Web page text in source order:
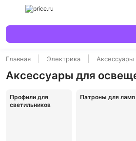
Главная Электрика
Аксессуары для
Профили для
светильников
Патроны для ламп